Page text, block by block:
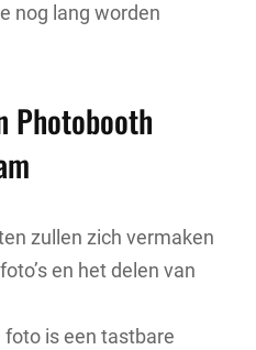
nog lang worden
Photobooth
zullen zich vermaken
en het delen van
foto is een tastbare